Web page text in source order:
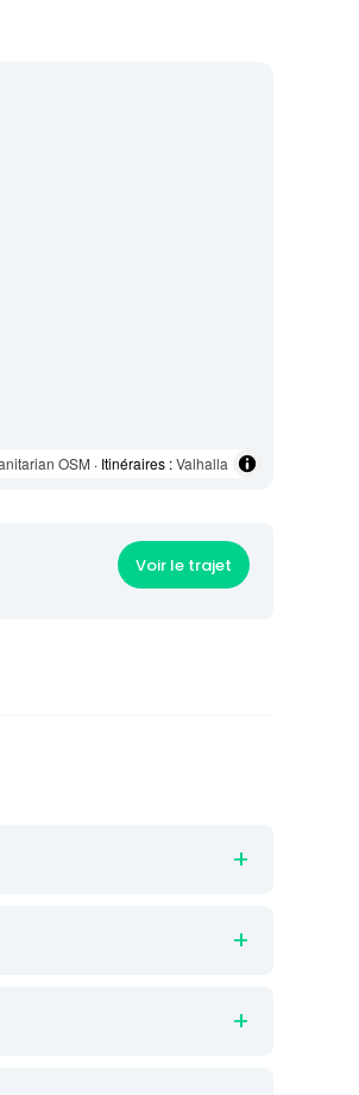
OSM · Itinéraires :Valhalla
Voir le trajet